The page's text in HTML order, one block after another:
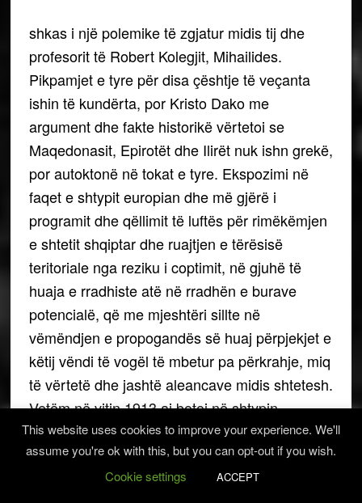
shkas i një polemike të zgjatur midis tij dhe
profesorit të Robert Kolegjit, Mihailides.
Pikpamjet e tyre për disa çështje të veçanta
ishin të kundërta, por Kristo Dako me
argument dhe fakte historikë vërtetoi se
Maqedonasit, Epirotët dhe Ilirët nuk ishn grekë,
por autoktonë në tokat e tyre. Ekspozimi në
faqet e shtypit europian dhe më gjërë i
programit dhe qëllimit të luftës për rimëkëmjen
e shtetit shqiptar dhe ruajtjen e tërësisë
teritoriale nga reziku i coptimit, në gjuhë të
huaja e rradhiste atë në rradhën e burave
potencialë, që me mjeshtëri sillte në
vëmëndjen e propogandës së huaj përpjekjet e
këtij vëndi të vogël të mbetur pa përkrahje, miq
të vërtetë dhe jashtë aleancave midis shtetesh.
Vetëm në vitin 1913 ai botoi në shtypin
europian me dhjetra artikuj për ngjarjet në
Shqipëri dhe Ballkan. Penës së tij i përkasin
edhe mjaft shkrime të tjera të botuara në
This website uses cookies to improve your experience. We'll
assume you're ok with this, but you can opt-out if you wish.
Cookie settings
ACCEPT